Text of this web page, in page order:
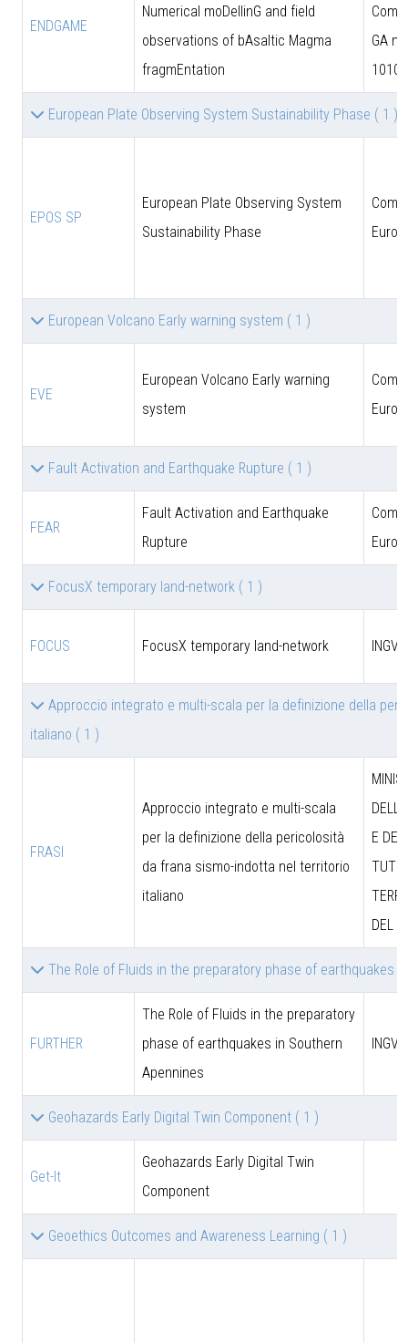
ENDGAME
Numerical moDellinG and field
observations of bAsaltic Magma
fragmEntation
GA n.
European Plate Observing System Sustainability Phase ( 1 )
EPOS SP
European Plate Observing System
Sustainability Phase
European Volcano Early warning system ( 1 )
EVE
European Volcano Early warning
system
Fault Activation and Earthquake Rupture ( 1 )
FEAR
Fault Activation and Earthquake
Rupture
FocusX temporary land-network ( 1 )
FOCUS FocusX temporary land-network INGV
Approccio integrato e multi-scala per la definizione della
italiano ( 1 )
FRASI
Approccio integrato e multi-scala
per la definizione della pericolosità
da frana sismo-indotta nel territorio
italiano
E
DEL
The Role of Fluids in the preparatory phase of earthquakes
FURTHER
The Role of Fluids in the preparatory
phase of earthquakes in Southern
Apennines
INGV
Geohazards Early Digital Twin Component ( 1 )
Get-It
Geohazards Early Digital Twin
Component
Geoethics Outcomes and Awareness Learning ( 1 )